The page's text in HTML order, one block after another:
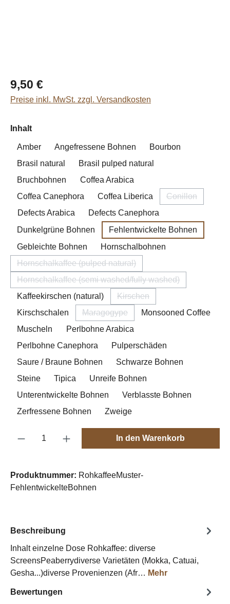
Regulärer Preis:
9,50 €
Preise inkl. MwSt. zzgl. Versandkosten
Inhaltauswählen
Amber Angefressene Bohnen
Bourbon
Brasil natural
Brasil pulped natural
Bruchbohnen
Coffea Arabica
Coffea Canephora
Coffea Liberica Conillon
(Diese Option
Defects Arabica
Defects Canephora
Dunkelgrüne Bohnen
Fehlentwickelte Bohnen
Gebleichte Bohnen
Hornschalbohnen
Hornschalkaffee (pulped natural)
(Diese Option ist zurzeit nicht verfügbar.)
Hornschalkaffee (semi washed/fully washed)
(Diese Option ist zurzeit nicht verfügbar.)
Kaffeekirschen (natural) Kirschen
(Diese Option ist zurzeit nicht
Kirschschalen Maragogype
(Diese Option ist zurzeit nicht
Monsooned Coffee
Muscheln
Perlbohne Arabica
Perlbohne Canephora
Pulperschäden
Saure / Braune Bohnen
Schwarze Bohnen
Steine
Tipica
Unreife Bohnen
Unterentwickelte Bohnen
Verblasste Bohnen
Zerfressene Bohnen
Zweige
Produkt Anzahl: Gib den gewünschten
In den Warenkorb
Produktnummer: RohkaffeeMuster-
FehlentwickelteBohnen
Beschreibung
Inhalt einzelne Dose Rohkaffee: diverse
ScreensPeaberrydiverse Varietäten (Mokka, Catuai,
Gesha...)diverse Provenienzen (Afr… Mehr
Bewertungen